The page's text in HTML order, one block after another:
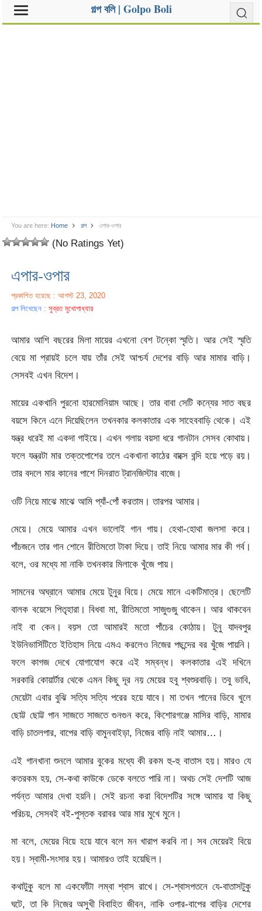
গল্প বলি | Golpo Boli
You are here: Home গল্প এপার-ওপার
(No Ratings Yet)
এপার-ওপার
প্রকাশিত হয়েছে : আগস্ট 23, 2020
গল্প লিখেছেন :সুব্রত মুখোপাধ্যায়
আমার আশি বছরের মিলা মায়ের এখনো বেশ টন্কো স্মৃতি। আর সেই স্মৃতি
বেয়ে মা প্রায়ই চলে যায় তাঁর সেই আশ্চর্য দেশের বাড়ি আর মামার বাড়ি।
সেসবই এখন বিদেশ।
মায়ের একখানি পুরনো হারমোনিয়াম আছে। তার বাবা সেটি কন্যের সাত বছর
বয়সে কিনে এনে দিয়েছিলেন তখনকার কলকাতার এক সাহেববাড়ি থেকে। এই
যন্ত্র ধরেই মা একদা গাইয়ে। এখন গলায় বয়সা ধরে গানটান সেসব কোথায়।
ফলে যন্ত্রটা মার তক্তপোশের তলে একখানা কাঠের বাক্সে বন্দি হয়ে পড়ে রয়।
তার বদলে মার কানের পাশে দিনরাত ট্রানজিস্টার বাজে।
ওটি নিয়ে মাঝে মাঝে আমি প্যাঁ-পোঁ করতাম। তারপর আমার।
মেয়ে। মেয়ে আমার এখন ভালোই গান গায়। হেথা-হোথা জলসা করে।
পাঁচজনে তার গান শোনে রীতিমতো টাকা দিয়ে। তাই নিয়ে আমার মার কী গর্ব।
বলে, ওর মধ্যে মা নাকি তখনকার মিলাকে খুঁজে পায়।
সামনের অঘ্রানে আমার মেয়ে টুনুর বিয়ে। মেয়ে মানে একটিমাত্র। ছেলেটি
বালক বয়েসে পিতৃহারা। বিধবা মা, রীতিমতো সাজুগুজু থাকেন। আর থাকবেন
নাই বা কেন। বয়স তো আমারই মতো পাঁচের কোঠায়। টুনু যাদবপুর
ইউনিভার্সিটিতে ইতিহাস নিয়ে এমএ করলেও নিজের পছন্দের বর খুঁজে পায়নি।
ফলে কাগজ দেখে যোগাযোগ করে এই সম্বন্ধ। কলকাতার এই দখিনে
সরকারি কোয়ার্টার থেকে এমন কিছু দূর নয় মেয়ের হবু শ্বশুরবাড়ি। তবু ভাবি,
মেয়েটা এবার বুঝি সত্যি সত্যি পরের হয়ে যাবে। মা তখন পানের ডিবে খুলে
ছোট্ট ছোট্ট পান সাজতে সাজতে গুনগুন করে, কিশোরগঞ্জে মাসির বাড়ি, মামার
বাড়ি চাতলপার, বাপের বাড়ি বামুনবাইড়া, নিজের বাড়ি নাই আমার…।
এই গানখানা শুনলে আমার বুকের মধ্যে কী রকম হু-হু বাতাস হয়। মারও যে
কতরকম হয়, সে-কথা কাউকে ডেকে বলতে পারি না। অথচ সেই দেশটি আজ
পর্যন্ত আমার দেখা হয়নি। সেই রচনা করা বিদেশটির সঙ্গে আমার যা কিছু
পরিচয়, সেসবই বই-পুস্তক বরাবর আর মার মুখে মুনে।
মা বলে, মেয়ের বিয়ে হয়ে যাবে বলে মন খারাপ করবি না। সব মেয়েরই বিয়ে
হয়। স্বামী-সংসার হয়। আমারও তাই হয়েছিল।
কথাটুকু বলে মা একফোঁটা লম্বা শ্বাস রাখে। সে-শ্বাসপতনে যে-বাতাসটুকু
ঘটে, তা কি নিজের অসুখী বিবাহিত জীবন, নাকি ওপার-বাপের বাড়ির দেশের